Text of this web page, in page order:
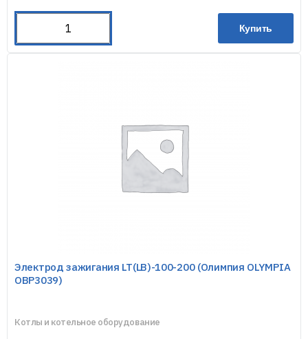
Купить
Электрод зажигания LT(LB)-100-200 (Олимпия OLYMPIA
OBP3039)
Котлы и котельное оборудование